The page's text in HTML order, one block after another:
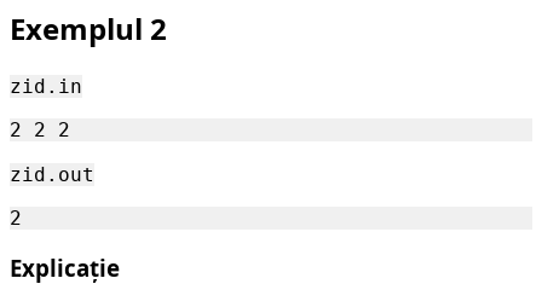
Exemplul 2
zid.in
zid.out
Explicație